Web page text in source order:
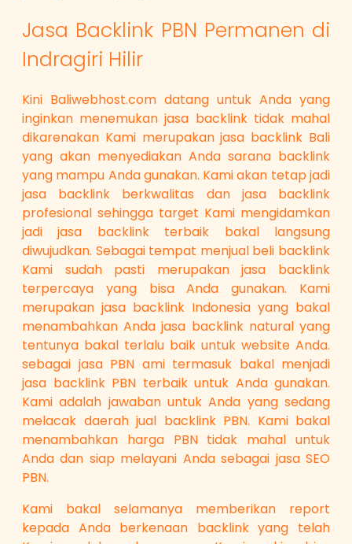
Jasa Backlink PBN Permanen di
Indragiri Hilir
Kini Baliwebhost.com datang untuk Anda yang
inginkan menemukan jasa backlink tidak mahal
dikarenakan Kami merupakan jasa backlink Bali
yang akan menyediakan Anda sarana backlink
yang mampu Anda gunakan. Kami akan tetap jadi
jasa backlink berkwalitas dan jasa backlink
profesional sehingga target Kami mengidamkan
jadi jasa backlink terbaik bakal langsung
diwujudkan. Sebagai tempat menjual beli backlink
Kami sudah pasti merupakan jasa backlink
terpercaya yang bisa Anda gunakan. Kami
merupakan jasa backlink Indonesia yang bakal
menambahkan Anda jasa backlink natural yang
tentunya bakal terlalu baik untuk website Anda.
sebagai jasa PBN ami termasuk bakal menjadi
jasa backlink PBN terbaik untuk Anda gunakan.
Kami adalah jawaban untuk Anda yang sedang
melacak daerah jual backlink PBN. Kami bakal
menambahkan harga PBN tidak mahal untuk
Anda dan siap melayani Anda sebagai jasa SEO
PBN.
Kami bakal selamanya memberikan report
kepada Anda berkenaan backlink yang telah